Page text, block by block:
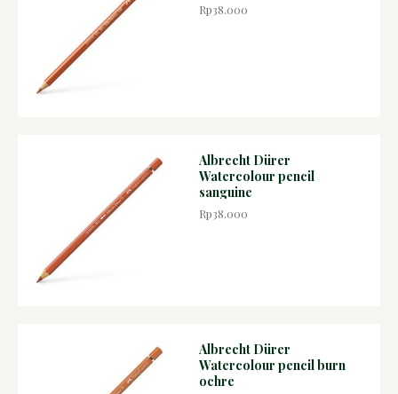
Rp38.000
Albrecht Dürer
Watercolour pencil
sanguine
Rp38.000
Albrecht Dürer
Watercolour pencil burn
ochre